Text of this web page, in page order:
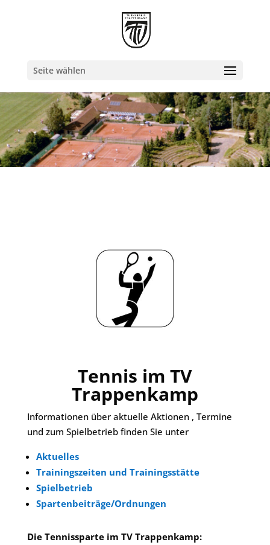
Seite wählen
Tennis im TV
Trappenkamp
Informationen über aktuelle Aktionen , Termine
und zum Spielbetrieb finden Sie unter
Aktuelles
Trainingszeiten und Trainingsstätte
Spielbetrieb
Spartenbeiträge/Ordnungen
Die Tennissparte im TV Trappenkamp: